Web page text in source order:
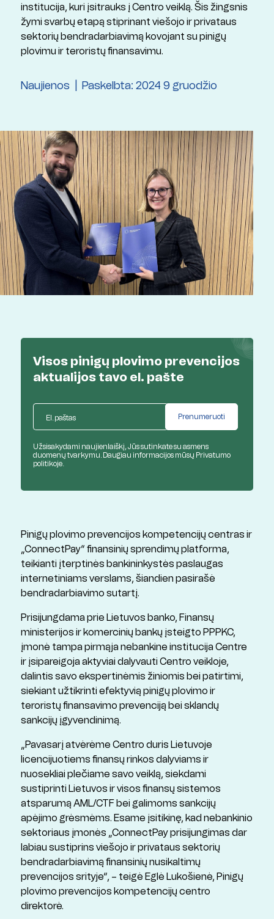
institucija, kuri įsitrauks į Centro veiklą. Šis žingsnis
žymi svarbų etapą stiprinant viešojo ir privataus
sektorių bendradarbiavimą kovojant su pinigų
plovimu ir teroristų finansavimu.
Naujienos Paskelbta: 2024 9 gruodžio
Visos pinigų plovimo prevencijos
aktualijostavo el. pašte
Užsisakydami naujienlaiškį, Jūs sutinkate su asmens
duomenų tvarkymu. Daugiau informacijos mūsų Privatumo
politikoje.
Pinigų plovimo prevencijos kompetencijų centras ir
„ConnectPay“ finansinių sprendimų platforma,
teikianti įterptinės bankininkystės paslaugas
internetiniams verslams, šiandien pasirašė
bendradarbiavimo sutartį.
Prisijungdama prie Lietuvos banko, Finansų
ministerijos ir komercinių bankų įsteigto PPPKC,
įmonė tampa pirmąja nebankine institucija Centre
ir įsipareigoja aktyviai dalyvauti Centro veikloje,
dalintis savo ekspertinėmis žiniomis bei patirtimi,
siekiant užtikrinti efektyvią pinigų plovimo ir
teroristų finansavimo prevenciją bei sklandų
sankcijų įgyvendinimą.
„Pavasarį atvėrėme Centro duris Lietuvoje
licencijuotiems finansų rinkos dalyviams ir
nuosekliai plečiame savo veiklą, siekdami
sustiprinti Lietuvos ir visos finansų sistemos
atsparumą AML/CTF bei galimoms sankcijų
apėjimo grėsmėms. Esame įsitikinę, kad nebankinio
sektoriaus įmonės „ConnectPay prisijungimas dar
labiau sustiprins viešojo ir privataus sektorių
bendradarbiavimą finansinių nusikaltimų
prevencijos srityje“, – teigė Eglė Lukošienė, Pinigų
plovimo prevencijos kompetencijų centro
direktorė.